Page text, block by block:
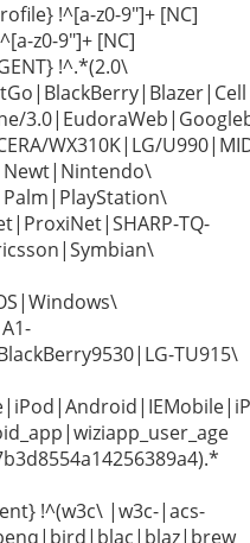
!^[a-z0-9"]+ [NC]
z0-9"]+ [NC]
!^.*(2.0\
WX310K|LG/
TQ-
TU915\
!^(w3c\ |w3c-|acs-